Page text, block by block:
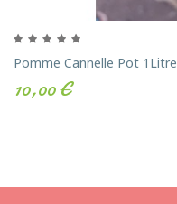
Pomme Cannelle Pot 1Litre
10,00 €